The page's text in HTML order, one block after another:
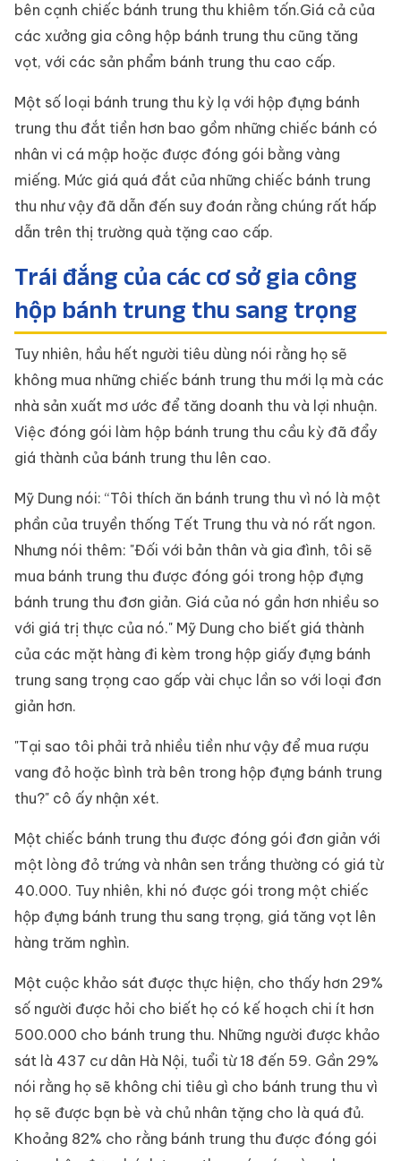
bên cạnh chiếc bánh trung thu khiêm tốn.Giá cả của
các xưởng gia công hộp bánh trung thu cũng tăng
vọt, với các sản phẩm bánh trung thu cao cấp.
Một số loại bánh trung thu kỳ lạ với hộp đựng bánh
trung thu đắt tiền hơn bao gồm những chiếc bánh có
nhân vi cá mập hoặc được đóng gói bằng vàng
miếng. Mức giá quá đắt của những chiếc bánh trung
thu như vậy đã dẫn đến suy đoán rằng chúng rất hấp
dẫn trên thị trường quà tặng cao cấp.
Trái đắng của các cơ sở gia công
hộp bánh trung thu sang trọng
Tuy nhiên, hầu hết người tiêu dùng nói rằng họ sẽ
không mua những chiếc bánh trung thu mới lạ mà các
nhà sản xuất mơ ước để tăng doanh thu và lợi nhuận.
Việc đóng gói làm hộp bánh trung thu cầu kỳ đã đẩy
giá thành của bánh trung thu lên cao.
Mỹ Dung nói: “Tôi thích ăn bánh trung thu vì nó là một
phần của truyền thống Tết Trung thu và nó rất ngon.
Nhưng nói thêm: "Đối với bản thân và gia đình, tôi sẽ
mua bánh trung thu được đóng gói trong hộp đựng
bánh trung thu đơn giản. Giá của nó gần hơn nhiều so
với giá trị thực của nó." Mỹ Dung cho biết giá thành
của các mặt hàng đi kèm trong hộp giấy đựng bánh
trung sang trọng cao gấp vài chục lần so với loại đơn
giản hơn.
"Tại sao tôi phải trả nhiều tiền như vậy để mua rượu
vang đỏ hoặc bình trà bên trong hộp đựng bánh trung
thu?" cô ấy nhận xét.
Một chiếc bánh trung thu được đóng gói đơn giản với
một lòng đỏ trứng và nhân sen trắng thường có giá từ
40.000. Tuy nhiên, khi nó được gói trong một chiếc
hộp đựng bánh trung thu sang trọng, giá tăng vọt lên
hàng trăm nghìn.
Một cuộc khảo sát được thực hiện, cho thấy hơn 29%
số người được hỏi cho biết họ có kế hoạch chi ít hơn
500.000 cho bánh trung thu. Những người được khảo
sát là 437 cư dân Hà Nội, tuổi từ 18 đến 59. Gần 29%
nói rằng họ sẽ không chi tiêu gì cho bánh trung thu vì
họ sẽ được bạn bè và chủ nhân tặng cho là quá đủ.
Khoảng 82% cho rằng bánh trung thu được đóng gói